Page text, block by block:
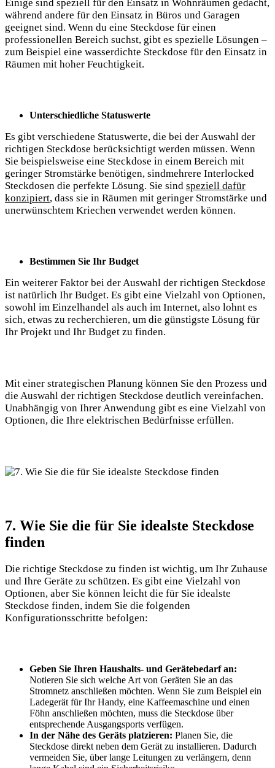
Einige sind speziell für den Einsatz in Wohnräumen gedacht,
während andere für den Einsatz in Büros und Garagen
geeignet sind. Wenn du eine Steckdose für einen
professionellen Bereich suchst, gibt es spezielle Lösungen –
zum Beispiel eine wasserdichte Steckdose für den Einsatz in
Räumen mit hoher Feuchtigkeit.
Unterschiedliche Statuswerte
Es gibt verschiedene Statuswerte, die bei der Auswahl der
richtigen Steckdose berücksichtigt werden müssen. Wenn
Sie beispielsweise eine Steckdose in einem Bereich mit
geringer Stromstärke benötigen, sindmehrere Interlocked
Steckdosen die perfekte Lösung. Sie sind speziell dafür
konzipiert, dass sie in Räumen mit geringer Stromstärke und
unerwünschtem Kriechen verwendet werden können.
Bestimmen Sie Ihr Budget
Ein weiterer Faktor bei der Auswahl der richtigen Steckdose
ist natürlich Ihr Budget. Es gibt eine Vielzahl von Optionen,
sowohl im Einzelhandel als auch im Internet, also lohnt es
sich, etwas zu recherchieren, um die günstigste Lösung für
Ihr Projekt und Ihr Budget zu finden.
Mit einer strategischen Planung können Sie den Prozess und
die Auswahl der richtigen Steckdose deutlich vereinfachen.
Unabhängig von Ihrer Anwendung gibt es eine Vielzahl von
Optionen, die Ihre elektrischen Bedürfnisse erfüllen.
7. Wie Sie die für Sie idealste Steckdose
finden
Die richtige Steckdose zu finden ist wichtig, um Ihr Zuhause
und Ihre Geräte zu schützen. Es gibt eine Vielzahl von
Optionen, aber Sie können leicht die für Sie idealste
Steckdose finden, indem Sie die folgenden
Konfigurationsschritte befolgen:
Geben Sie Ihren Haushalts- und Gerätebedarf an:
Notieren Sie sich welche Art von Geräten Sie an das
Stromnetz anschließen möchten. Wenn Sie zum Beispiel ein
Ladegerät für Ihr Handy, eine Kaffeemaschine und einen
Föhn anschließen möchten, muss die Steckdose über
entsprechende Ausgangsports verfügen.
In der Nähe des Geräts platzieren: Planen Sie, die
Steckdose direkt neben dem Gerät zu installieren. Dadurch
vermeiden Sie, über lange Leitungen zu verlängern, denn